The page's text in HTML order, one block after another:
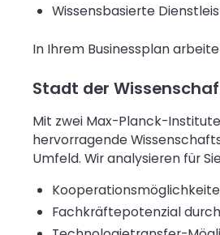
Wissensbasierte
In Ihrem Businessplan
Stadt der
Mit zwei Max-Planck-
hervorragende
Umfeld. Wir analysieren für
Fachkräftepotenzial